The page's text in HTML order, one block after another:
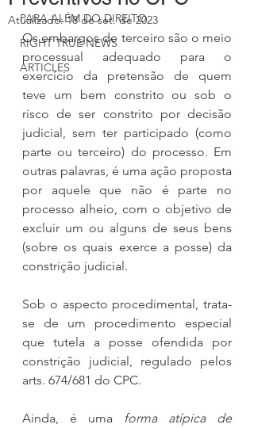
PARA ALÉM DO DIREITO
RIGHT TRUE NEWS
ARTICLES
Atualizado:18 de set. de 2023
Os embargos de terceiro são o meio
processual adequado para o
exercício da pretensão de quem
teve um bem constrito ou sob o
risco de ser constrito por decisão
judicial, sem ter participado (como
parte ou terceiro) do processo. Em
outras palavras, é uma ação proposta
por aquele que não é parte no
processo alheio, com o objetivo de
excluir um ou alguns de seus bens
(sobre os quais exerce a posse) da
constrição judicial.
Sob o aspecto procedimental, trata-
se de um procedimento especial
que tutela a posse ofendida por
constrição judicial, regulado pelos
arts. 674/681 do CPC.
Ainda, é uma
forma atípica de